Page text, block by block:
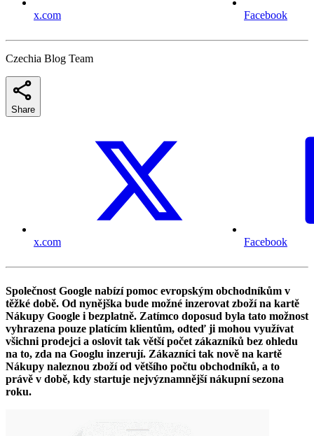
x.com Facebook
Czechia Blog Team
Share
x.com Facebook
Společnost Google nabízí pomoc evropským obchodníkům v
těžké době. Od nynějška bude možné inzerovat zboží na kartě
Nákupy Google i bezplatně. Zatímco doposud byla tato možnost
vyhrazena pouze platícím klientům, odteď ji mohou využívat
všichni prodejci a oslovit tak větší počet zákazníků bez ohledu
na to, zda na Googlu inzerují. Zákazníci tak nově na kartě
Nákupy naleznou zboží od většího počtu obchodníků, a to
právě v době, kdy startuje nejvýznamnější nákupní sezona
roku.